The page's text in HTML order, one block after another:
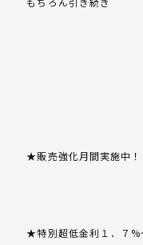
★販売強化月間実施中
★特別超低金利１．７